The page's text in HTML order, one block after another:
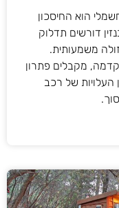
הוא החיסכון
דורשים תדלוק
משמעותית.
מקבלים פתרון
העלויות של רכב